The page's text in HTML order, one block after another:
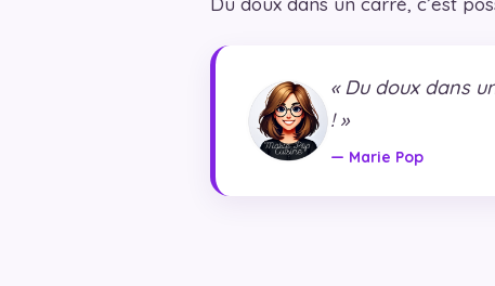
« Du doux dans
! »
— Marie Pop